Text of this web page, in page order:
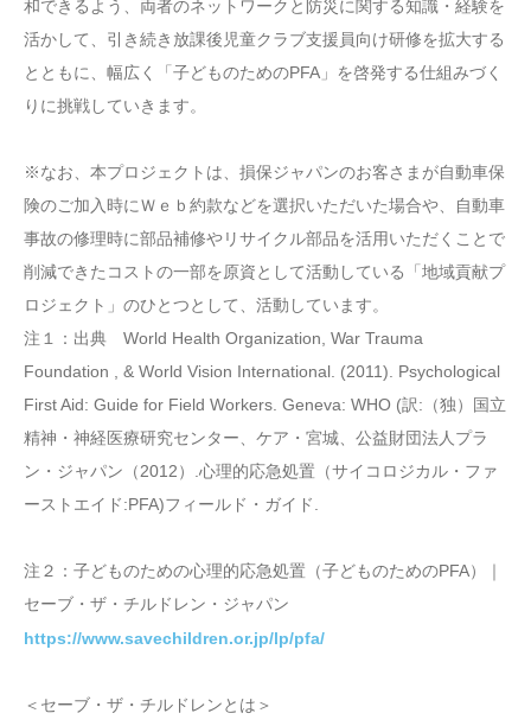
和できるよう、両者のネットワークと防災に関する知識・経験を
活かして、引き続き放課後児童クラブ支援員向け研修を拡大する
とともに、幅広く「子どものためのPFA」を啓発する仕組みづく
りに挑戦していきます。
※なお、本プロジェクトは、損保ジャパンのお客さまが自動車保
険のご加入時にＷｅｂ約款などを選択いただいた場合や、自動車
事故の修理時に部品補修やリサイクル部品を活用いただくことで
削減できたコストの一部を原資として活動している「地域貢献プ
ロジェクト」のひとつとして、活動しています。
注１：出典 World Health Organization, War Trauma
Foundation , & World Vision International. (2011). Psychological
First Aid: Guide for Field Workers. Geneva: WHO (訳:（独）国立
精神・神経医療研究センター、ケア・宮城、公益財団法人プラ
ン・ジャパン（2012）.心理的応急処置（サイコロジカル・ファ
ーストエイド:PFA)フィールド・ガイド.
注２：子どものための心理的応急処置（子どものためのPFA）｜
セーブ・ザ・チルドレン・ジャパン
https://www.savechildren.or.jp/lp/pfa/
＜セーブ・ザ・チルドレンとは＞